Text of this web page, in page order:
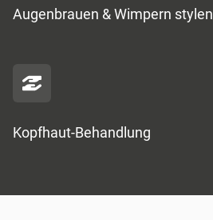
Augenbrauen & Wimpern stylen
Kopfhaut-Behandlung